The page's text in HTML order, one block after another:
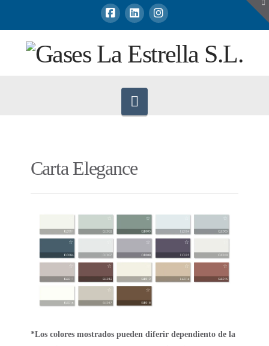
Navigation
Carta Elegance
*Los colores mostrados pueden diferir dependiento de la